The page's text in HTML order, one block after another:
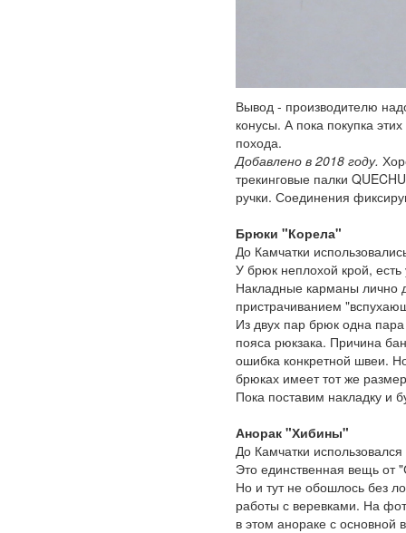
Вывод - производителю
конусы. А пока покупка
похода.
Добавлено в 2018 году.
трекинговые палки
ручки. Соединения
Брюки "Корела"
До Камчатки
У брюк неплохой крой,
Накладные карманы лично
пристрачиванием
Из двух пар брюк одна
пояса рюкзака. Причина
ошибка конкретной швеи.
брюках имеет тот же
Пока поставим накладку и
Анорак "Хибины"
До Камчатки
Это единственная вещь от
Но и тут не обошлось без
работы с веревками. На
в этом анораке с основной